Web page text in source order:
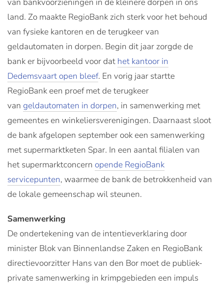
land. Zo maakte RegioBank zich sterk voor het behoud
van fysieke kantoren en de terugkeer van
geldautomaten in dorpen. Begin dit jaar zorgde de
bank er bijvoorbeeld voor dat het kantoor in
Dedemsvaart open bleef. En vorig jaar startte
RegioBank een proef met de terugkeer
van geldautomaten in dorpen, in samenwerking met
gemeentes en winkeliersverenigingen. Daarnaast sloot
de bank afgelopen september ook een samenwerking
met supermarktketen Spar. In een aantal filialen van
het supermarktconcern opende RegioBank
servicepunten, waarmee de bank de betrokkenheid van
de lokale gemeenschap wil steunen.
Samenwerking
De ondertekening van de intentieverklaring door
minister Blok van Binnenlandse Zaken en RegioBank
directievoorzitter Hans van den Bor moet de publiek-
private samenwerking in krimpgebieden een impuls